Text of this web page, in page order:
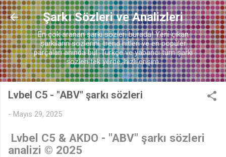
Ana içeriğe atla
Şarkı Sözleri ve Analizleri
En çok aranan şarkı sözleri burada! Yeni çıkan
şarkıların sözlerini, trend hitleri ve en popüler
parçaları anında bul. Türkçe ve yabancı tüm şarkı
sözleri tek yerde, hızlı erişim.
Lvbel C5 - "ABV" şarkı sözleri
- Mayıs 29, 2025
Lvbel C5 & AKDO - "ABV" şarkı sözleri
analizi © 2025